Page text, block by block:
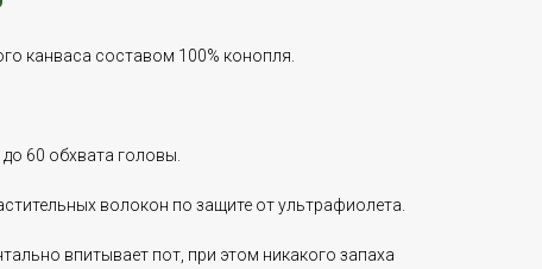
канваса составом 100% конопля.
60 обхвата головы.
волокон по защите от ультрафиолета.
впитывает пот, при этом никакого запаха